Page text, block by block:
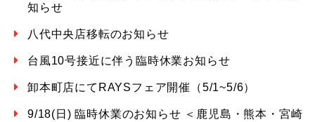
知らせ
八代中央店移転のお知らせ
台風10号接近に伴う臨時休業お知らせ
卸本町店にてRAYSフェア開催（5/1~5/6）
9/18(日) 臨時休業のお知らせ ＜鹿児島・熊本・宮崎